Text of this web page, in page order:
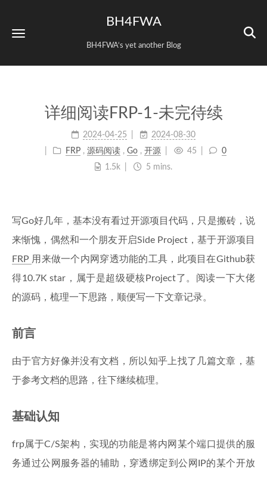
BH4FWA
BH4FWA‘s yet another Blog
详细阅读FRP-1-未完待续
2024-04-25
2024-08-30
FRP ,源码阅读 ,Go ,开源 45
0
1.5k
5 mins.
写Go好几年，基本没有看过开源项目代码，只是搬砖，说
来惭愧，偶然和一个朋友开启Side Project，基于开源项目
FRP 用来做一个内网穿透功能的工具，此项目在Github获
得10.7K star，属于是超级硬核Project了。阅读一下大佬
的源码，梳理一下思路，顺便写一下文章记录。
前言
由于官方好像并没有文档，所以知乎上找了几篇文章，基
于参考文档的思路，往下继续梳理。
基础认知
frp属于C/S架构，实现的功能是将内网某个端口提供的服
务通过公网服务器的辅助，穿透绑定到公网IP的某个开放